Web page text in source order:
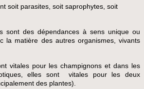
soit parasites, soit saprophytes, soit
sont des dépendances à sens unique ou
la matière des autres organismes, vivants
vitales pour les champignons et dans les
elles sont vitales pour les deux
des plantes).